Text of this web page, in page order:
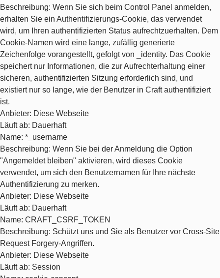
Beschreibung: Wenn Sie sich beim Control Panel anmelden,
erhalten Sie ein Authentifizierungs-Cookie, das verwendet
wird, um Ihren authentifizierten Status aufrechtzuerhalten. Dem
Cookie-Namen wird eine lange, zufällig generierte
Zeichenfolge vorangestellt, gefolgt von _identity. Das Cookie
speichert nur Informationen, die zur Aufrechterhaltung einer
sicheren, authentifizierten Sitzung erforderlich sind, und
existiert nur so lange, wie der Benutzer in Craft authentifiziert
ist.
Anbieter: Diese Webseite
Läuft ab: Dauerhaft
Name: *_username
Beschreibung: Wenn Sie bei der Anmeldung die Option
"Angemeldet bleiben" aktivieren, wird dieses Cookie
verwendet, um sich den Benutzernamen für Ihre nächste
Authentifizierung zu merken.
Anbieter: Diese Webseite
Läuft ab: Dauerhaft
Name: CRAFT_CSRF_TOKEN
Beschreibung: Schützt uns und Sie als Benutzer vor Cross-Site
Request Forgery-Angriffen.
Anbieter: Diese Webseite
Läuft ab: Session